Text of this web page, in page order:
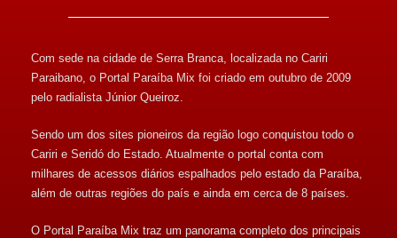
Com sede na cidade de Serra Branca, localizada no Cariri
Paraibano, o Portal Paraíba Mix foi criado em outubro de 2009
pelo radialista Júnior Queiroz.
Sendo um dos sites pioneiros da região logo conquistou todo o
Cariri e Seridó do Estado. Atualmente o portal conta com
milhares de acessos diários espalhados pelo estado da Paraíba,
além de outras regiões do país e ainda em cerca de 8 países.
O Portal Paraíba Mix traz um panorama completo dos principais